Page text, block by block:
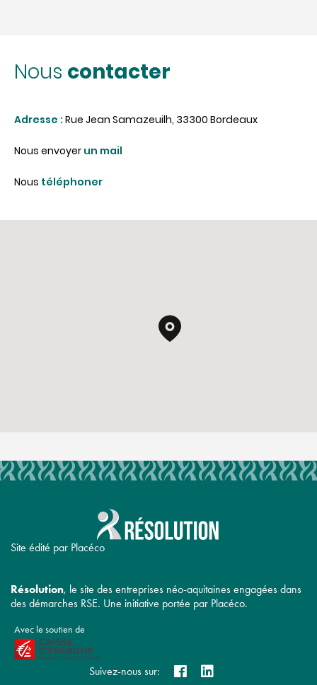
Nous contacter
Adresse :Rue Jean Samazeuilh, 33300 Bordeaux
Nous envoyerun mail
Nous téléphoner
Site édité par Placéco
Résolution, le site des entreprises néo-aquitaines engagées dans
des démarches RSE. Une initiative portée par Placéco.
Avec le soutien de
Suivez-nous sur: